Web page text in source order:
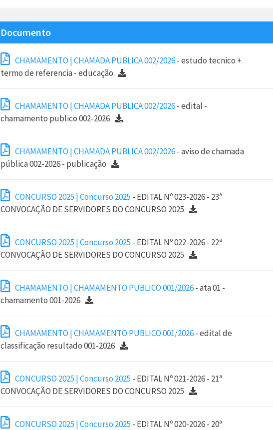
Documento
CHAMAMENTO | CHAMADA PUBLICA 002/2026- estudo tecnico +
termo de referencia - educação
CHAMAMENTO | CHAMADA PUBLICA 002/2026- edital -
chamamento publico 002-2026
CHAMAMENTO | CHAMADA PUBLICA 002/2026- aviso de chamada
pública 002-2026 - publicação
CONCURSO 2025 | Concurso 2025 - EDITAL Nº 023-2026 - 23ª
CONVOCAÇÃO DE SERVIDORES DO CONCURSO 2025
CONCURSO 2025 | Concurso 2025 - EDITAL Nº 022-2026 - 22ª
CONVOCAÇÃO DE SERVIDORES DO CONCURSO 2025
CHAMAMENTO | CHAMAMENTO PUBLICO 001/2026- ata 01 -
chamamento 001-2026
CHAMAMENTO | CHAMAMENTO PUBLICO 001/2026- edital de
classificação resultado 001-2026
CONCURSO 2025 | Concurso 2025 - EDITAL Nº 021-2026 - 21ª
CONVOCAÇÃO DE SERVIDORES DO CONCURSO 2025
CONCURSO 2025 | Concurso 2025 - EDITAL Nº 020-2026 - 20ª